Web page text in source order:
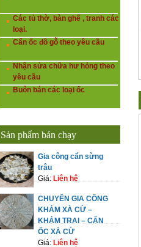
Các tủ thờ, bàn ghế , tranh các
loại.
Cẩn ốc đồ gỗ theo yêu cầu
Nhận sửa chữa hư hỏng theo
yêu cầu
Buôn bán các loại ốc
Sản phẩm bán chạy
Gia công cẩn sừng
trâu
Giá: Liên hệ
CHUYÊN GIA CÔNG
KHẢM XÀ CỪ –
KHẢM TRAI – CẨN
ỐC XÀ CỪ
Giá: Liên hệ